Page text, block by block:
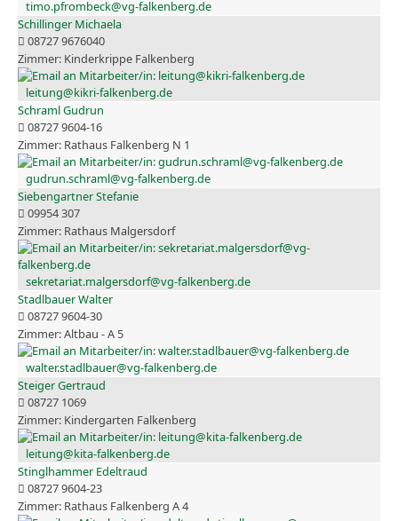
timo.pfrombeck@vg-falkenberg.de
Schillinger Michaela
08727 9676040
Kinderkrippe Falkenberg
leitung@kikri-falkenberg.de
Schraml Gudrun
08727 9604-16
Rathaus Falkenberg N 1
gudrun.schraml@vg-falkenberg.de
Siebengartner Stefanie
09954 307
Rathaus Malgersdorf
sekretariat.malgersdorf@vg-falkenberg.de
Stadlbauer Walter
08727 9604-30
Altbau - A 5
walter.stadlbauer@vg-falkenberg.de
Steiger Gertraud
08727 1069
Kindergarten Falkenberg
leitung@kita-falkenberg.de
Stinglhammer Edeltraud
08727 9604-23
Rathaus Falkenberg A 4